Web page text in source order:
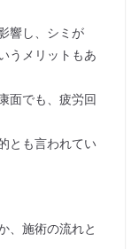
響し、シミが
うメリットもあ
面でも、疲労回
とも言われてい
、施術の流れと